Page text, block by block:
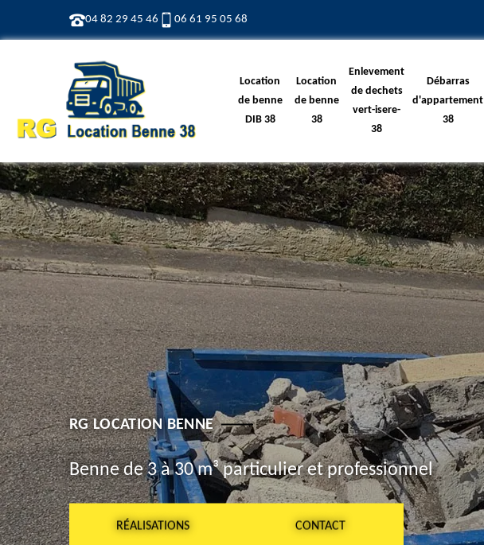
04 82 29 45 46 06 61 95 05 68
Location
de benne
DIB 38
Location
de benne
38
Enlevement
de dechets
vert-isere-
38
Débarras
d'appartement
38
RG LOCATION BENNE
Benne de 3 à 30 m³ particulier et professionnel
RÉALISATIONS CONTACT